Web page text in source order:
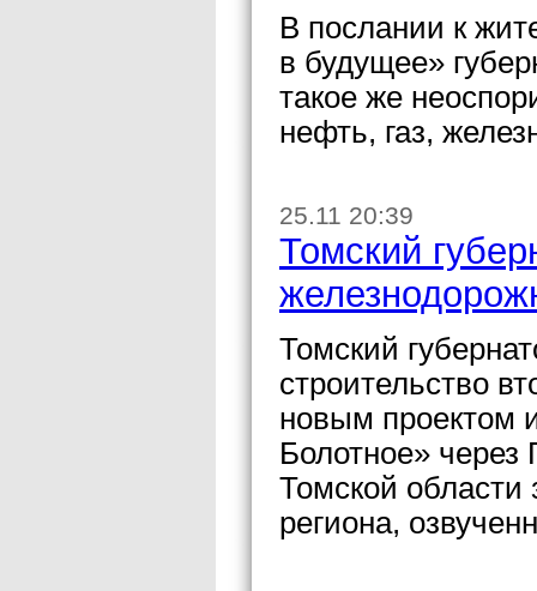
В послании к
в будущее»
такое же
нефть, газ,
25.11 20:39
Томский
Томский
строительство
новым проектом
Болотное» через
Томской
региона,